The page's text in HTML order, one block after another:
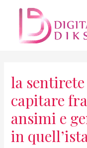
la
capitare
ansimi e
in